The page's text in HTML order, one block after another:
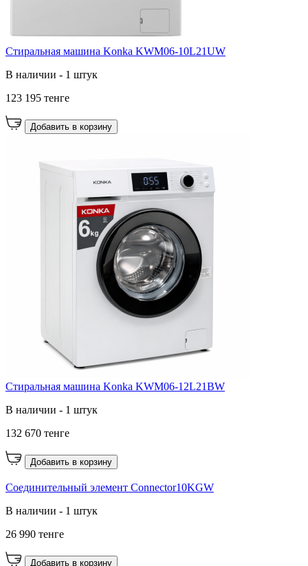
Стиральная машина Konka KWM06-10L21UW
В наличии - 1 штук
123 195 тенге
Добавить в корзину
Стиральная машина Konka KWM06-12L21BW
В наличии - 1 штук
132 670 тенге
Добавить в корзину
Соединительный элемент Connector10KGW
В наличии - 1 штук
26 990 тенге
Добавить в корзину